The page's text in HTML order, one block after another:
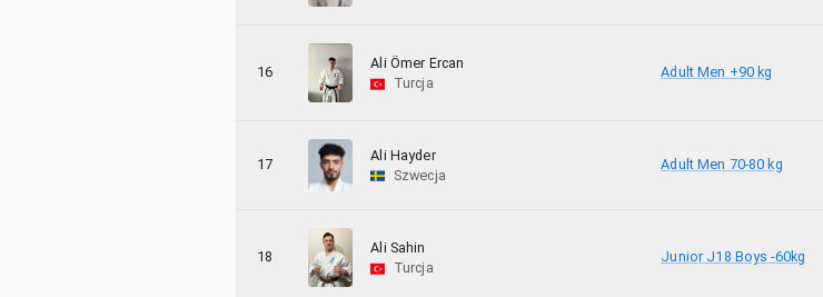
16
Ali Ömer Ercan
Turcja
Adult Men +90 kg
17
Ali Hayder
Szwecja
Adult Men 70-80 kg
18
Ali Sahin
Turcja
Junior J18 Boys -60kg